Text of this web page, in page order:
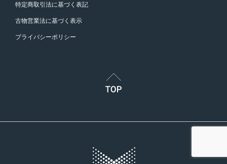
特定商取引法に基づく表記
古物営業法に基づく表示
プライバシーポリシー